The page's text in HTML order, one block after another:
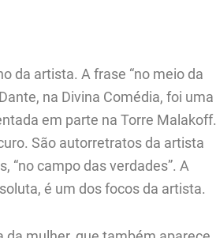
da artista. A frase “no meio da
na Divina Comédia, foi uma
em parte na Torre Malakoff.
São autorretratos da artista
“no campo das verdades”. A
é um dos focos da artista.